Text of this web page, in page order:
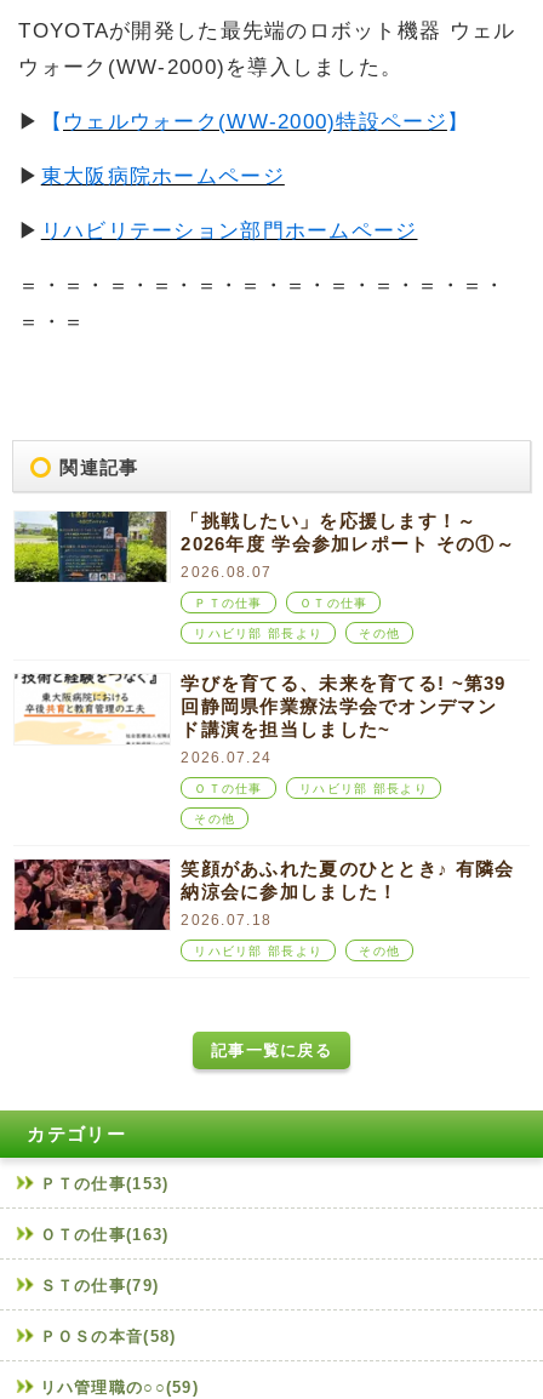
TOYOTAが開発した最先端のロボット機器 ウェル
ウォーク(WW-2000)を導入しました。
▶ 【 ウェルウォーク(WW-2000)特設ページ 】
▶ 東大阪病院ホームページ
▶ リハビリテーション部門ホームページ
＝・＝・＝・＝・＝・＝・＝・＝・＝・＝・＝・
＝・＝
関連記事
「挑戦したい」を応援します！～
2026年度 学会参加レポート その①～
2026.08.07
ＰＴの仕事 ＯＴの仕事
リハビリ部 部長より その他
学びを育てる、未来を育てる! ~第39
回静岡県作業療法学会でオンデマン
ド講演を担当しました~
2026.07.24
ＯＴの仕事 リハビリ部 部長より
その他
笑顔があふれた夏のひととき♪ 有隣会
納涼会に参加しました！
2026.07.18
リハビリ部 部長より その他
記事一覧に戻る
カテゴリー
ＰＴの仕事(153)
ＯＴの仕事(163)
ＳＴの仕事(79)
ＰＯＳの本音(58)
リハ管理職の○○(59)